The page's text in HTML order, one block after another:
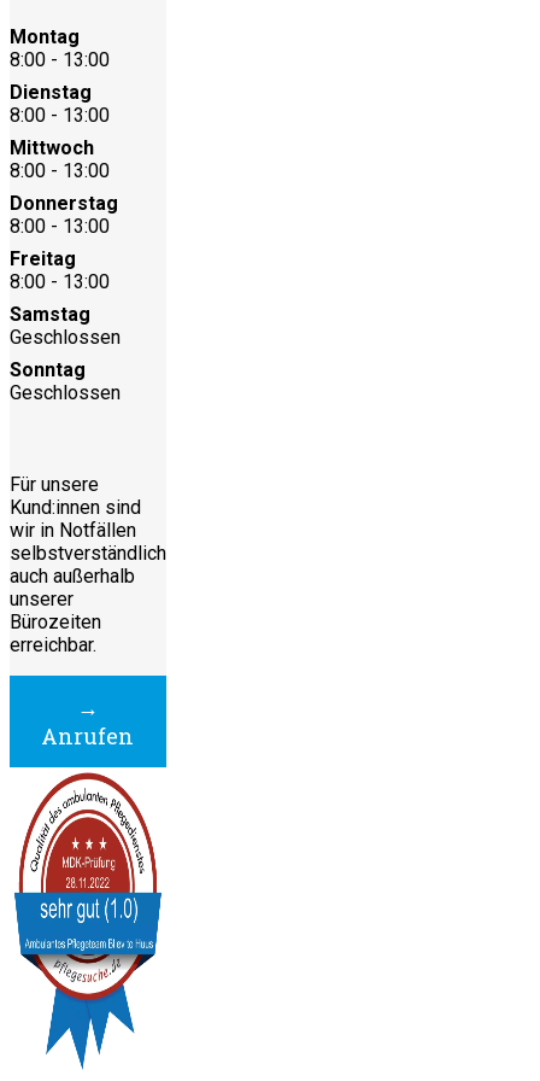
Montag
8:00 - 13:00
Dienstag
8:00 - 13:00
Mittwoch
8:00 - 13:00
Donnerstag
8:00 - 13:00
Freitag
8:00 - 13:00
Samstag
Geschlossen
Sonntag
Geschlossen
Für unsere
Kund:innen sind
wir in Notfällen
selbstverständlich
auch außerhalb
unserer
Bürozeiten
erreichbar.
→
Anrufen